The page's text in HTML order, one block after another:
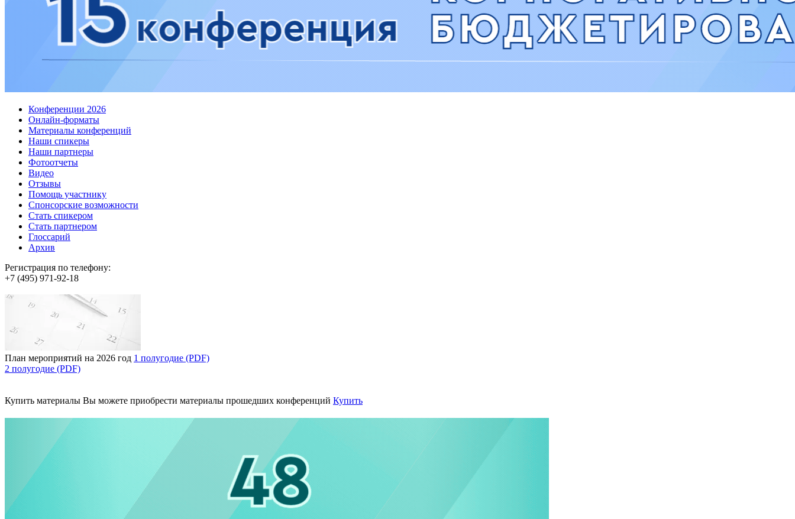
Конференции 2026
Онлайн-форматы
Материалы конференций
Наши спикеры
Наши партнеры
Фотоотчеты
Видео
Отзывы
Помощь участнику
Спонсорские возможности
Стать спикером
Стать партнером
Глоссарий
Архив
Регистрация по телефону:
+7 (495) 971-92-18
План мероприятий на 2026 год 1 полугодие (PDF)
2 полугодие (PDF)
Купить материалы Вы можете приобрести материалы прошедших конференций Купить